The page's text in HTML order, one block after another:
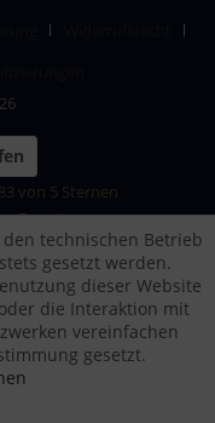
von 5 Sternen
technischen Betrieb
gesetzt werden.
dieser Website
die Interaktion mit
vereinfachen
gesetzt.